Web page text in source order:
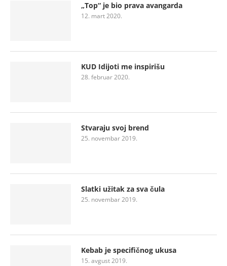
„Top“ je bio prava avangarda
12. mart 2020.
KUD Idijoti me inspirišu
28. februar 2020.
Stvaraju svoj brend
25. novembar 2019.
Slatki užitak za sva čula
25. novembar 2019.
Kebab je specifičnog ukusa
15. avgust 2019.